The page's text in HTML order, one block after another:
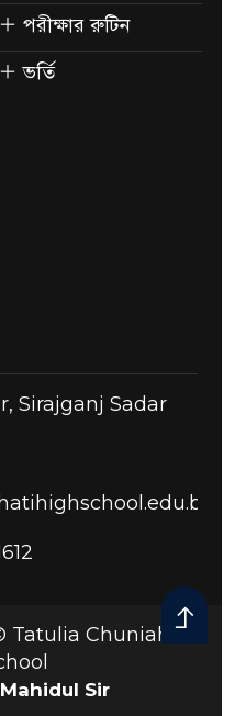
পরীক্ষার রুটিন
ভর্তি
Sirajganj Sadar
Chuniahati
Mahidul Sir